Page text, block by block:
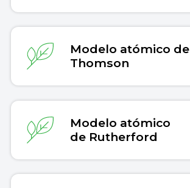
Modelo atómico de
Thomson
Modelo atómico
de Rutherford